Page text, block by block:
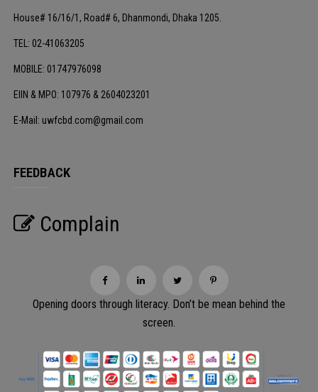
House# 16/16/1, Road# 6, Dhanmondi, Dhaka 1205.
TEL: 02-41063205
MOBILE: 01747976098
EIIN & MPO: 107976 & 2604023201
E-Mail: uwfcbd.com@gmail.com
FEEDBACK
Complain
Opening doors through literacy. Don’t be mean behind the
screen.